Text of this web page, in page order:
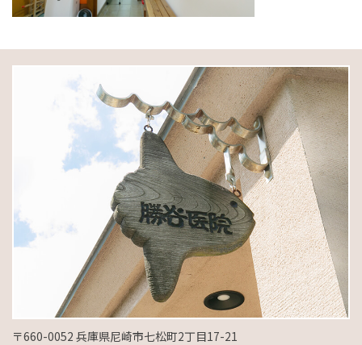
〒660-0052 兵庫県尼崎市七松町2丁目17-21